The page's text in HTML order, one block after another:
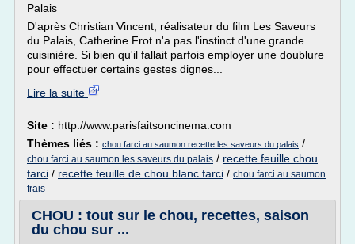
Palais
D'après Christian Vincent, réalisateur du film Les Saveurs
du Palais, Catherine Frot n'a pas l'instinct d'une grande
cuisinière. Si bien qu'il fallait parfois employer une doublure
pour effectuer certains gestes dignes...
Lire la suite
Site : http://www.parisfaitsoncinema.com
Thèmes liés : chou farci au saumon recette les saveurs du palais /
chou farci au saumon les saveurs du palais / recette feuille chou
farci / recette feuille de chou blanc farci / chou farci au saumon
frais
CHOU : tout sur le chou, recettes, saison
du chou sur ...